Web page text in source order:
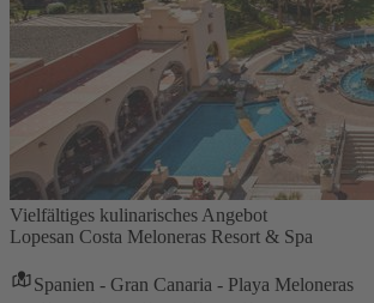
Vielfältiges kulinarisches Angebot
Lopesan Costa Meloneras Resort & Spa
Spanien - Gran Canaria - Playa Meloneras